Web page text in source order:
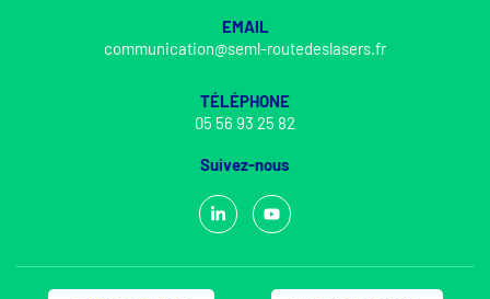
EMAIL
communication@seml-routedeslasers.fr
TÉLÉPHONE
05 56 93 25 82
Suivez-nous